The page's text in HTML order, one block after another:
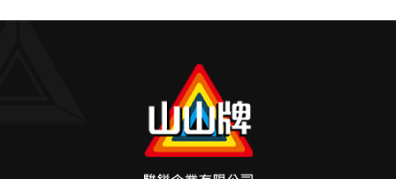
銷廣東省、福建省、浙江省、蘇州省、是中
國市場金屬漆，電鍍漆領軍品牌。